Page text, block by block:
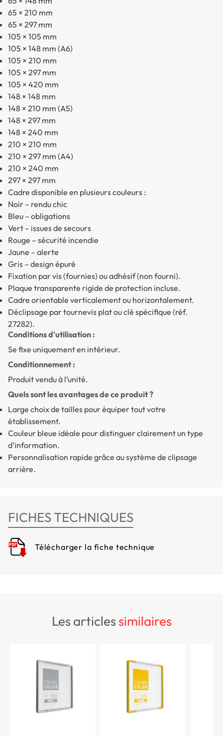
65 × 210 mm
65 × 297 mm
105 × 105 mm
105 × 148 mm (A6)
105 × 210 mm
105 × 297 mm
105 × 420 mm
148 × 148 mm
148 × 210 mm (A5)
148 × 297 mm
148 × 240 mm
210 × 210 mm
210 × 297 mm (A4)
210 × 240 mm
297 × 297 mm
Cadre disponible en plusieurs couleurs :
Noir – rendu chic
Bleu – obligations
Vert – issues de secours
Rouge – sécurité incendie
Jaune – alerte
Gris – design épuré
Fixation par vis (fournies) ou adhésif (non fourni).
Plaque transparente rigide de protection incluse.
Cadre orientable verticalement ou horizontalement.
Déclipsage par tournevis plat ou clé spécifique (réf.
27282).
Conditions d'utilisation :
Se fixe uniquement en intérieur.
Conditionnement :
Produit vendu à l’unité.
Quels sont les avantages de ce produit ?
Large choix de tailles pour équiper tout votre
établissement.
Couleur bleue idéale pour distinguer clairement un type
d’information.
Personnalisation rapide grâce au système de clipsage
arrière.
FICHES TECHNIQUES
Télécharger la fiche technique
les articlessimilaires